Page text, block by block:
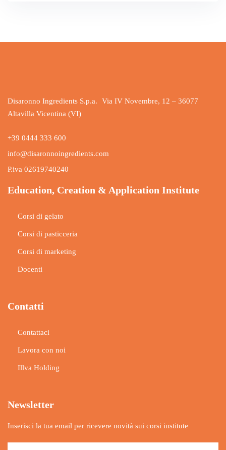
Disaronno Ingredients S.p.a. Via IV Novembre, 12 – 36077
Altavilla Vicentina (VI)
+39 0444 333 600
info@disaronnoingredients.com
P.iva 02619740240
Education, Creation & Application Institute
Corsi di gelato
Corsi di pasticceria
Corsi di marketing
Docenti
Contatti
Contattaci
Lavora con noi
Illva Holding
Newsletter
Inserisci la tua email per ricevere novità sui corsi institute